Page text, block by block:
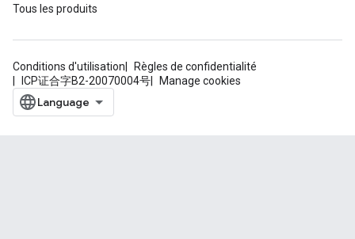
Tous les produits
Conditions d'utilisation
Règles de confidentialité
ICP证合字B2-20070004号
Manage cookies